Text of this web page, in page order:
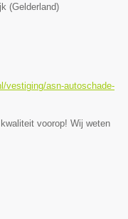
(Gelderland)
vestiging/asn-autoschade-
voorop! Wij weten